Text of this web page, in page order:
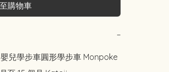
購物車
−
兒學步車圓形學步車 Monpoke